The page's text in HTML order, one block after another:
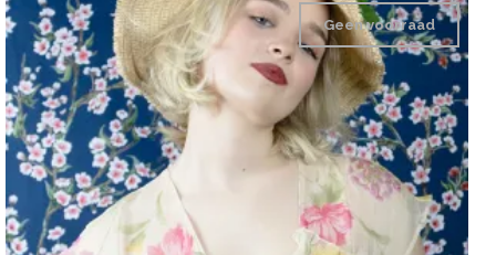
Geen voorraad